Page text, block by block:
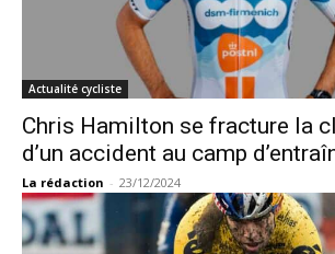
Actualité cycliste
Chris Hamilton se fracture la
d’un accident au camp
La rédaction - 23/12/2024